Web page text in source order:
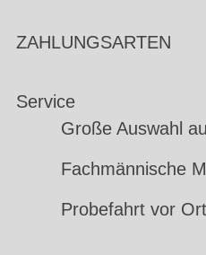
ZAHLUNGSARTEN
Service
Große Auswahl
Fachmännische
Probefahrt vor Ort